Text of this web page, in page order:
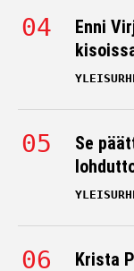
Enni
Se
Krista